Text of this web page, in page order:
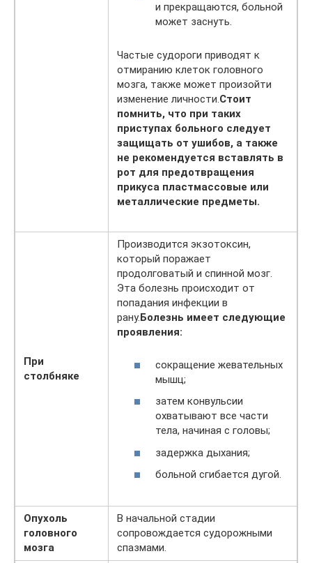
и прекращаются, больной
может заснуть.
Частые судороги приводят к
отмиранию клеток головного
мозга, также может произойти
изменение личности.Стоит
помнить, что при таких
приступах больного следует
защищать от ушибов, а также
не рекомендуется вставлять в
рот для предотвращения
прикуса пластмассовые или
металлические предметы.
При
столбняке
Производится экзотоксин,
который поражает
продолговатый и спинной мозг.
Эта болезнь происходит от
попадания инфекции в
рану.Болезнь имеет следующие
проявления:
сокращение жевательных
мышц;
затем конвульсии
охватывают все части
тела, начиная с головы;
задержка дыхания;
больной сгибается дугой.
Опухоль
головного
мозга
В начальной стадии
сопровождается судорожными
спазмами.